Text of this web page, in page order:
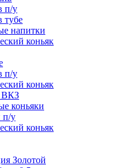
п/у
тубе
напитки
коньяк
п/у
коньяк
ВКЗ
коньяки
п/у
коньяк
Золотой